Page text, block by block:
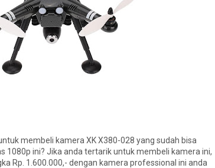
membeli kamera XK X380-028 yang sudah bisa
1080p ini? Jika anda tertarik untuk membeli kamera ini,
Rp. 1.600.000,- dengan kamera professional ini anda